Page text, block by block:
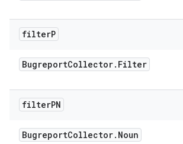
filterP
BugreportCollector. Filter
filterPN
BugreportCollector. Noun